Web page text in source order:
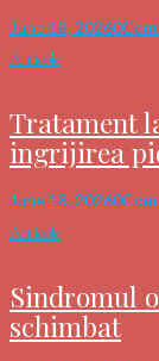
June 18, 20260
Articole
Tratament
ingrijirea
June 18, 20260
Articole
Sindromul
schimbat